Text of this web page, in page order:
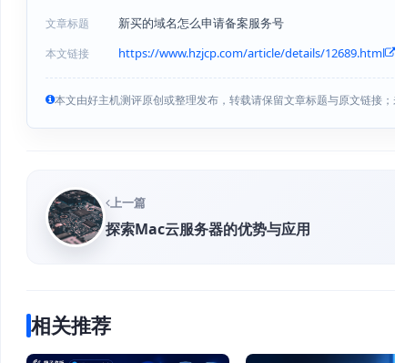
文章标题 新买的域名怎么申请备案服务号
本文链接 https://www.hzjcp.com/article/details/12689.html
本文由好主机测评原创或整理发布，转载请保留文章标题与原文链接
上一篇
探索Mac云服务器的优势与应用
相关推荐